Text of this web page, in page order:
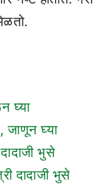
घ्या
जाणून घ्या
भुसे
दादाजी भुसे